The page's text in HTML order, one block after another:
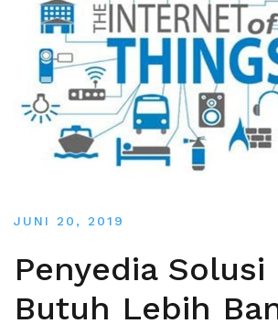
JUNI 20, 2019
Penyedia Solusi
Butuh Lebih